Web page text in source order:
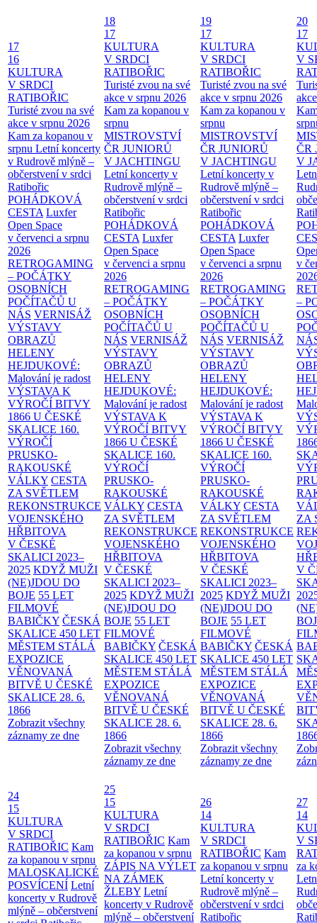
17
16
KULTURA
V SRDCI
RATIBOŘIC
Turisté zvou na své
akce v srpnu 2026
Kam za kopanou v
srpnu Letní koncerty
v Rudrově mlýně –
občerstvení v srdci
Ratibořic
POHÁDKOVÁ
CESTA Luxfer
Open Space
v červenci a srpnu
2026
RETROGAMING
– POČÁTKY
OSOBNÍCH
POČÍTAČŮ U
NÁS VERNISÁŽ
VÝSTAVY
OBRAZŮ
HELENY
HEJDUKOVÉ:
Malování je radost
VÝSTAVA K
VÝROČÍ BITVY
1866 U ČESKÉ
SKALICE 160.
VÝROČÍ
PRUSKO-
RAKOUSKÉ
VÁLKY CESTA
ZA SVĚTLEM
REKONSTRUKCE
VOJENSKÉHO
HŘBITOVA
V ČESKÉ
SKALICI 2023–
2025 KDYŽ MUŽI
(NE)JDOU DO
BOJE 55 LET
FILMOVÉ
BABIČKY ČESKÁ
SKALICE 450 LET
MĚSTEM STÁLÁ
EXPOZICE
VĚNOVANÁ
BITVĚ U ČESKÉ
SKALICE 28. 6.
1866
Zobrazit všechny
záznamy ze dne
18
17
KULTURA
V SRDCI
RATIBOŘIC
Turisté zvou na své
akce v srpnu 2026
Kam za kopanou v
srpnu
MISTROVSTVÍ
ČR JUNIORŮ
V JACHTINGU
Letní koncerty v
Rudrově mlýně –
občerstvení v srdci
Ratibořic
POHÁDKOVÁ
CESTA Luxfer
Open Space
v červenci a srpnu
2026
RETROGAMING
– POČÁTKY
OSOBNÍCH
POČÍTAČŮ U
NÁS VERNISÁŽ
VÝSTAVY
OBRAZŮ
HELENY
HEJDUKOVÉ:
Malování je radost
VÝSTAVA K
VÝROČÍ BITVY
1866 U ČESKÉ
SKALICE 160.
VÝROČÍ
PRUSKO-
RAKOUSKÉ
VÁLKY CESTA
ZA SVĚTLEM
REKONSTRUKCE
VOJENSKÉHO
HŘBITOVA
V ČESKÉ
SKALICI 2023–
2025 KDYŽ MUŽI
(NE)JDOU DO
BOJE 55 LET
FILMOVÉ
BABIČKY ČESKÁ
SKALICE 450 LET
MĚSTEM STÁLÁ
EXPOZICE
VĚNOVANÁ
BITVĚ U ČESKÉ
SKALICE 28. 6.
1866
Zobrazit všechny
záznamy ze dne
19
17
KULTURA
V SRDCI
RATIBOŘIC
Turisté zvou na své
akce v srpnu 2026
Kam za kopanou v
srpnu
MISTROVSTVÍ
ČR JUNIORŮ
V JACHTINGU
Letní koncerty v
Rudrově mlýně –
občerstvení v srdci
Ratibořic
POHÁDKOVÁ
CESTA Luxfer
Open Space
v červenci a srpnu
2026
RETROGAMING
– POČÁTKY
OSOBNÍCH
POČÍTAČŮ U
NÁS VERNISÁŽ
VÝSTAVY
OBRAZŮ
HELENY
HEJDUKOVÉ:
Malování je radost
VÝSTAVA K
VÝROČÍ BITVY
1866 U ČESKÉ
SKALICE 160.
VÝROČÍ
PRUSKO-
RAKOUSKÉ
VÁLKY CESTA
ZA SVĚTLEM
REKONSTRUKCE
VOJENSKÉHO
HŘBITOVA
V ČESKÉ
SKALICI 2023–
2025 KDYŽ MUŽI
(NE)JDOU DO
BOJE 55 LET
FILMOVÉ
BABIČKY ČESKÁ
SKALICE 450 LET
MĚSTEM STÁLÁ
EXPOZICE
VĚNOVANÁ
BITVĚ U ČESKÉ
SKALICE 28. 6.
1866
Zobrazit všechny
záznamy ze dne
20
17
V
ČR
V
v
–
ZA
V
24
15
KULTURA
V SRDCI
RATIBOŘIC Kam
za kopanou v srpnu
MALOSKALICKÉ
POSVÍCENÍ Letní
koncerty v Rudrově
mlýně – občerstvení
25
15
KULTURA
V SRDCI
RATIBOŘIC Kam
za kopanou v srpnu
ZÁPIS NA VÝLET
NA ZÁMEK
ŽLEBY Letní
koncerty v Rudrově
mlýně – občerstvení
26
14
KULTURA
V SRDCI
RATIBOŘIC Kam
za kopanou v srpnu
Letní koncerty v
Rudrově mlýně –
občerstvení v srdci
Ratibořic
27
14
V
za